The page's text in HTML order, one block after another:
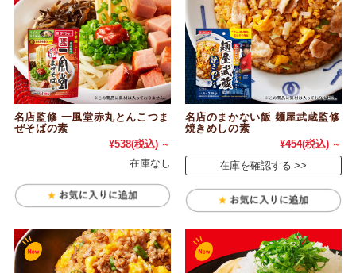
名店監修 一風堂赤丸とんこつま
ぜそばの素
¥538(税込) ～
在庫なし
名店のまかない飯 麺屋武蔵監修
焼きめしの素
¥454(税込) ～
在庫を確認する